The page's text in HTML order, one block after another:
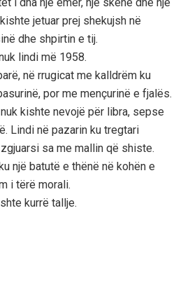
jetuar prej shekujsh në
dhe shpirtin e tij.
lindi më 1958.
në rrugicat me kalldrëm ku
por me mençurinë e fjalës.
kishte nevojë për libra, sepse
Lindi në pazarin ku tregtari
sa me mallin që shiste.
një batutë e thënë në kohën e
i tërë morali.
kurrë tallje.